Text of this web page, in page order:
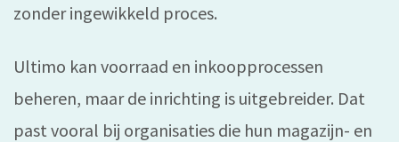
zonder ingewikkeld proces.
Ultimo kan voorraad en inkoopprocessen
beheren, maar de inrichting is uitgebreider. Dat
past vooral bij organisaties die hun magazijn- en